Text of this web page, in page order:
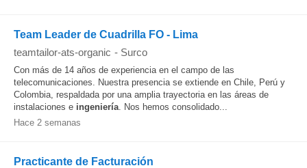
Team Leader de Cuadrilla FO - Lima
teamtailor-ats-organic - Surco
Con más de 14 años de experiencia en el campo de las
telecomunicaciones. Nuestra presencia se extiende en Chile, Perú y
Colombia, respaldada por una amplia trayectoria en las áreas de
instalaciones e ingeniería. Nos hemos consolidado...
Hace 2 semanas
Practicante de Facturación